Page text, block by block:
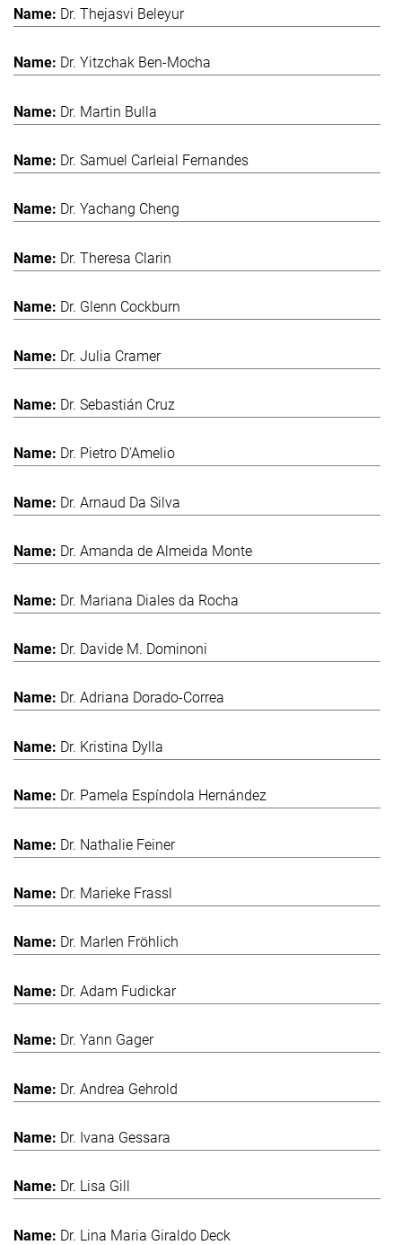
Dr. Thejasvi Beleyur
Dr. Yitzchak Ben-Mocha
Dr. Martin Bulla
Dr. Samuel Carleial Fernandes
Dr. Yachang Cheng
Dr. Theresa Clarin
Dr. Glenn Cockburn
Dr. Julia Cramer
Dr. Sebastián Cruz
Dr. Pietro D'Amelio
Dr. Arnaud Da Silva
Dr. Amanda de Almeida Monte
Dr. Mariana Diales da Rocha
Dr. Davide M. Dominoni
Dr. Adriana Dorado-Correa
Dr. Kristina Dylla
Dr. Pamela Espíndola Hernández
Dr. Nathalie Feiner
Dr. Marieke Frassl
Dr. Marlen Fröhlich
Dr. Adam Fudickar
Dr. Yann Gager
Dr. Andrea Gehrold
Dr. Ivana Gessara
Dr. Lisa Gill
Dr. Lina Maria Giraldo Deck